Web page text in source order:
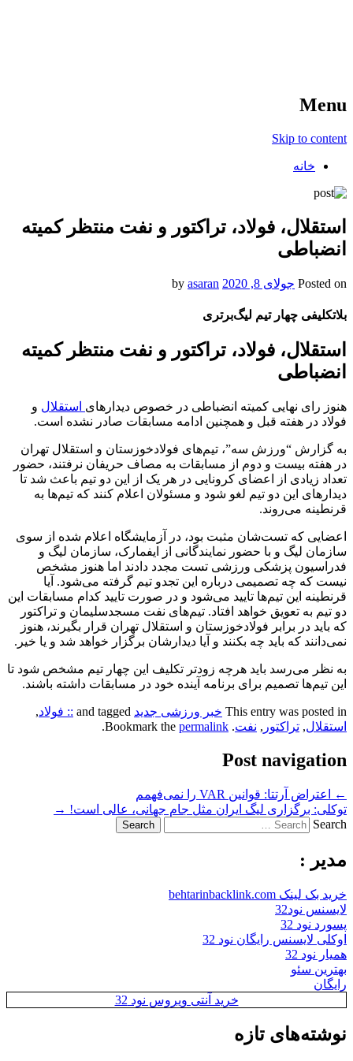
Menu
Skip to content
خانه
استقلال، فولاد، تراکتور و نفت منتظر کمیته
انضباطی
Posted on جولای 8, 2020 asaran
بلاتکلیفی چهار تیم لیگ‌برتری
استقلال، فولاد، تراکتور و نفت منتظر کمیته
انضباطی
هنوز رای نهایی کمیته انضباطی در خصوص دیدارهای استقلال و
فولاد در هفته قبل و همچنین ادامه مسابقات صادر نشده است.
به گزارش “ورزش سه”، تیم‌‌های فولادخوزستان و استقلال تهران
در هفته بیست و دوم از مسابقات به مصاف حریفان نرفتند، حضور
تعداد زیادی از اعضای کرونایی در هر یک از این دو تیم باعث شد تا
دیدارهای این دو تیم لغو شود و مسئولان اعلام کنند که تیم‌ها به
قرنطینه می‌روند.
اعضایی که تست‌شان مثبت بود، در آزمایشگاه اعلام شده از سوی
سازمان لیگ و با حضور نمایندگانی از ایفمارک، سازمان لیگ و
فدراسیون پزشکی ورزشی تست مجدد دادند اما هنوز مشخص
نیست که چه تصمیمی درباره این تجدو تیم گرفته می‌شود. آیا
قرنطینه این تیم‌ها تایید می‌شود و در صورت تایید کدام مسابقات این
دو تیم به تعویق خواهد افتاد. تیم‌های نفت مسجدسلیمان و تراکتور
که باید در برابر فولادخوزستان و استقلال تهران قرار بگیرند، هنوز
نمی‌دانند که باید چه بکنند و آیا دیدارشان برگزار خواهد شد و یا خیر.
به نظر می‌رسد باید هرچه زودتر تکلیف این چهار تیم مشخص شود تا
این تیم‌ها تصمیم برای برنامه آینده خود در مسابقات داشته باشند.
This entry was posted in خبر ورزشی جدید :: فولاد,
استقلال, تراکتور , نفت. Bookmark the
permalink
.
Post navigation
←
اعتراض آرتتا: قوانین VAR را نمی‌فهمم
توکلی: برگزاری لیگ ایران مثل جام جهانی، عالی است! →
Search
مدیر :
خرید بک لینک behtarinbacklink.com
لایسنس نود32
پسورد نود 32
اوکلی لایسنس رایگان نود 32
همیار نود 32
بهترین سئو
رایگان
خرید آنتی ویروس نود 32
نوشته‌های تازه